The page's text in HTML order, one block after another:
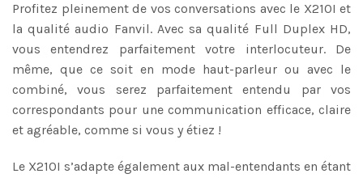
Profitez pleinement de vos conversations avec le X210I et
la qualité audio Fanvil. Avec sa qualité Full Duplex HD,
vous entendrez parfaitement votre interlocuteur. De
même, que ce soit en mode haut-parleur ou avec le
combiné, vous serez parfaitement entendu par vos
correspondants pour une communication efficace, claire
et agréable, comme si vous y étiez !
Le X210I s’adapte également aux mal-entendants en étant